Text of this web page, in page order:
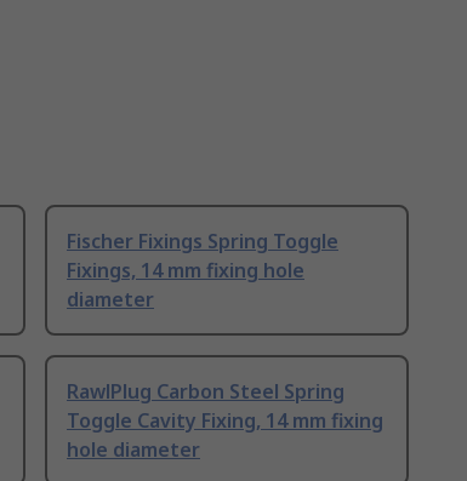
Fischer Fixings Spring Toggle
Fixings, 14 mm fixing hole
diameter
RawlPlug Carbon Steel Spring
Toggle Cavity Fixing, 14 mm fixing
hole diameter